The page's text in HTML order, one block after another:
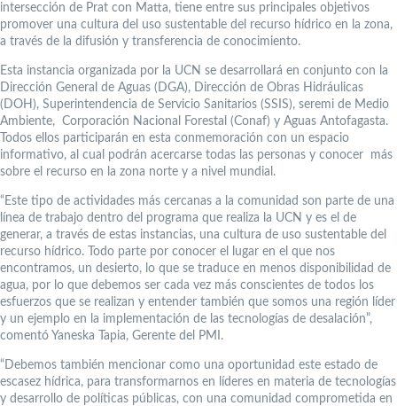
intersección de Prat con Matta, tiene entre sus principales objetivos
promover una cultura del uso sustentable del recurso hídrico en la zona,
a través de la difusión y transferencia de conocimiento.
Esta instancia organizada por la UCN se desarrollará en conjunto con la
Dirección General de Aguas (DGA), Dirección de Obras Hidráulicas
(DOH), Superintendencia de Servicio Sanitarios (SSIS), seremi de Medio
Ambiente, Corporación Nacional Forestal (Conaf) y Aguas Antofagasta.
Todos ellos participarán en esta conmemoración con un espacio
informativo, al cual podrán acercarse todas las personas y conocer más
sobre el recurso en la zona norte y a nivel mundial.
“Este tipo de actividades más cercanas a la comunidad son parte de una
línea de trabajo dentro del programa que realiza la UCN y es el de
generar, a través de estas instancias, una cultura de uso sustentable del
recurso hídrico. Todo parte por conocer el lugar en el que nos
encontramos, un desierto, lo que se traduce en menos disponibilidad de
agua, por lo que debemos ser cada vez más conscientes de todos los
esfuerzos que se realizan y entender también que somos una región líder
y un ejemplo en la implementación de las tecnologías de desalación”,
comentó Yaneska Tapia, Gerente del PMI.
“Debemos también mencionar como una oportunidad este estado de
escasez hídrica, para transformarnos en líderes en materia de tecnologías
y desarrollo de políticas públicas, con una comunidad comprometida en